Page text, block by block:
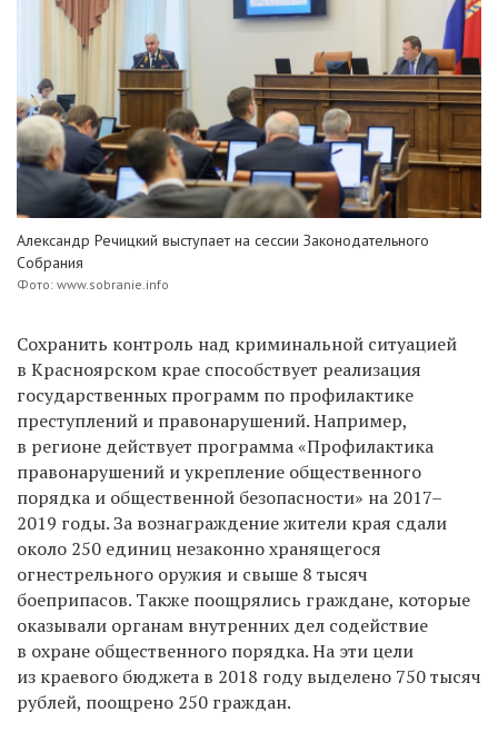
Александр Речицкий выступает на сессии Законодательного
Собрания
Фото: www.sobranie.info
Сохранить контроль над криминальной ситуацией
в Красноярском крае способствует реализация
государственных программ по профилактике
преступлений и правонарушений. Например,
в регионе действует программа «Профилактика
правонарушений и укрепление общественного
порядка и общественной безопасности» на 2017–
2019 годы. За вознаграждение жители края сдали
около 250 единиц незаконно хранящегося
огнестрельного оружия и свыше 8 тысяч
боеприпасов. Также поощрялись граждане, которые
оказывали органам внутренних дел содействие
в охране общественного порядка. На эти цели
из краевого бюджета в 2018 году выделено 750 тысяч
рублей, поощрено 250 граждан.